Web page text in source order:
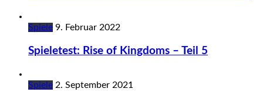
Spiele 9. Februar 2022
Spieletest: Rise of Kingdoms – Teil 5
Spiele 2. September 2021